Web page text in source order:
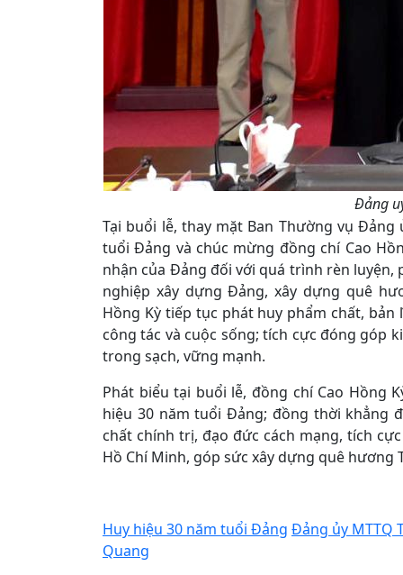
Đảng
Tại buổi lễ, thay mặt Ban Thường vụ
tuổi Đảng và chúc mừng đồng chí Cao
nhận của Đảng đối với quá trình rèn
nghiệp xây dựng Đảng, xây dựng quê
Hồng Kỳ tiếp tục phát huy phẩm chất,
công tác và cuộc sống; tích cực đóng góp
trong sạch, vững mạnh.
Phát biểu tại buổi lễ, đồng chí Cao Hồng
hiệu 30 năm tuổi Đảng; đồng thời khẳng
chất chính trị, đạo đức cách mạng, tích
Hồ Chí Minh, góp sức xây dựng quê hương
Huy hiệu 30 năm tuổi Đảng Đảng ủy MTTQ
Quang